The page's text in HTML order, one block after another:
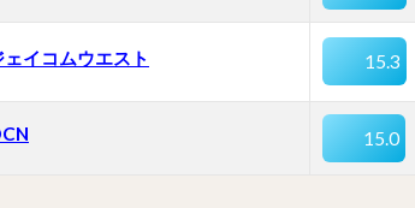
ェイコムウエスト 15.3
15.0